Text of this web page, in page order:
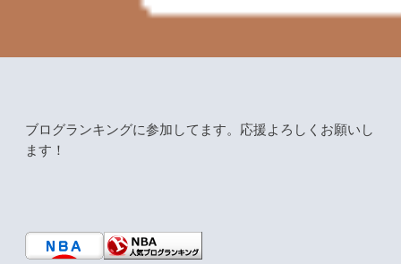
ブログランキングに参加してます。応援よろしくお願いし
ます！